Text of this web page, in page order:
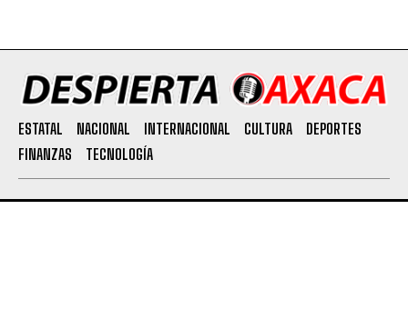
ESTATAL NACIONAL INTERNACIONAL CULTURA
DEPORTES
FINANZAS
TECNOLOGÍA